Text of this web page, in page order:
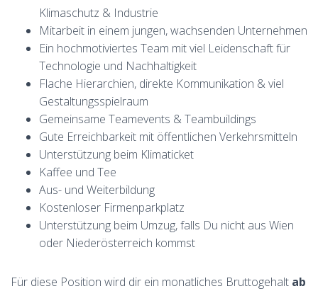
Klimaschutz & Industrie
Mitarbeit in einem jungen, wachsenden Unternehmen
Ein hochmotiviertes Team mit viel Leidenschaft für
Technologie und Nachhaltigkeit
Flache Hierarchien, direkte Kommunikation & viel
Gestaltungsspielraum
Gemeinsame Teamevents & Teambuildings
Gute Erreichbarkeit mit öffentlichen Verkehrsmitteln
Unterstützung beim Klimaticket
Kaffee und Tee
Aus- und Weiterbildung
Kostenloser Firmenparkplatz
Unterstützung beim Umzug, falls Du nicht aus Wien
oder Niederösterreich kommst
Für diese Position wird dir ein monatliches Bruttogehalt ab